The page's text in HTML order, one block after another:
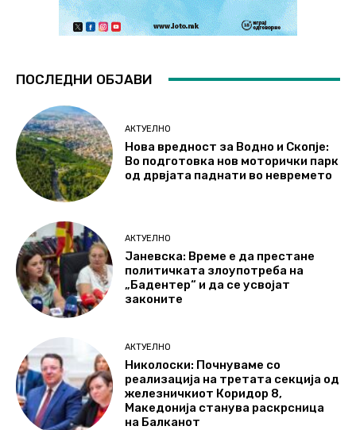
ПОСЛЕДНИ ОБЈАВИ
АКТУЕЛНО
Нова вредност за Водно и Скопје:
Во подготовка нов моторички парк
од дрвјата паднати во невремето
АКТУЕЛНО
Јаневска: Време е да престане
политичката злоупотреба на
„Бадентер“ и да се усвојат
законите
АКТУЕЛНО
Николоски: Почнуваме со
реализација на третата секција од
железничкиот Коридор 8,
Македонија станува раскрсница
на Балканот